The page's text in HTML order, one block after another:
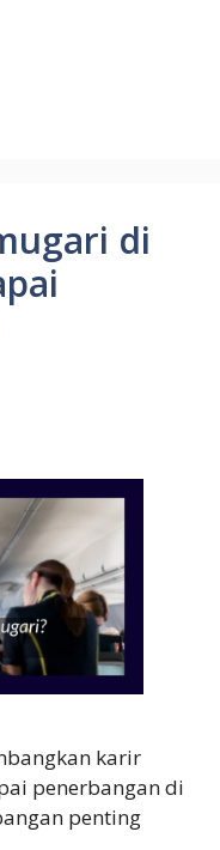
di
karir
penerbangan di
penting